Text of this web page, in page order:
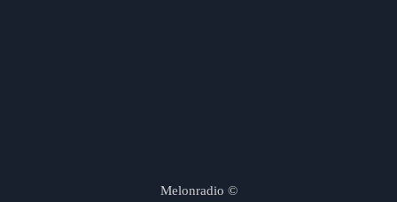
Melonradio ©